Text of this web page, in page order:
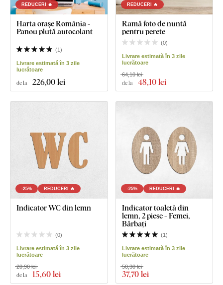
REDUCERI 🔥
Harta orașe România -
Panou plută autocolant
(1)
Livrare estimată în 3 zile
lucrătoare
de la 226,00 lei
REDUCERI 🔥
Ramă foto de nuntă
pentru perete
(0)
Livrare estimată în 3 zile
lucrătoare
de la 48,10 lei
64,10 lei
-25% REDUCERI 🔥
Indicator WC din lemn
(0)
Livrare estimată în 3 zile
lucrătoare
de la 15,60 lei
20,90 lei
-25% REDUCERI 🔥
Indicator toaletă din
lemn, 2 piese - Femei,
Bărbați
(1)
Livrare estimată în 3 zile
lucrătoare
37,70 lei
50,30 lei